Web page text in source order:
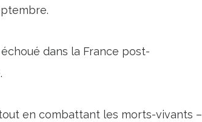
dans la France post-
en combattant les morts-vivants –